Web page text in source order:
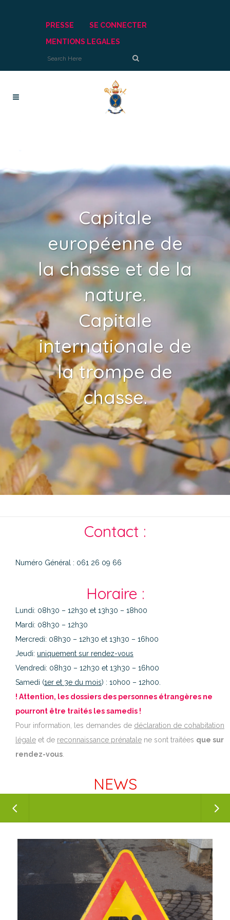
PRESSE
SE CONNECTER
MENTIONS LEGALES
Capitale
européenne de
la chasse et de la
nature.
Capitale
internationale de
la trompe de
chasse.
Contact :
Numéro Général : 061 26 09 66
Horaire :
Lundi: 08h30 – 12h30 et 13h30 – 18h00
Mardi: 08h30 – 12h30
Mercredi: 08h30 – 12h30 et 13h30 – 16h00
Jeudi: uniquement sur rendez-vous
Vendredi: 08h30 – 12h30 et 13h30 – 16h00
Samedi (1er et 3e du mois) : 10h00 – 12h00.
! Attention, les dossiers des personnes étrangères ne
pourront être traités les samedis !
Pour information, les demandes de déclaration de cohabitation
légale et de reconnaissance prénatale ne sont traitées que sur
rendez-vous
NEWS